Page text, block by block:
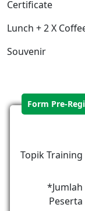
Certificate
Lunch + 2 X
Souvenir
Form Pre-
Topik Training
*Jumlah
Peserta